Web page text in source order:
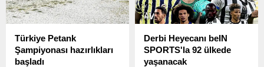
Türkiye Petank
Şampiyonası hazırlıkları
başladı
Derbi Heyecanı beIN
SPORTS'la 92 ülkede
yaşanacak